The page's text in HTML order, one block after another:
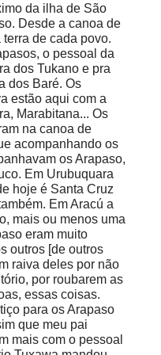
da ilha de São
Desde a canoa de
de cada povo.
o pessoal da
dos Tukano e pra
dos Baré. Os
estão aqui com a
Marabitana... Os
na canoa de
acompanhando os
os Arapaso,
Em Urubuquara
hoje é Santa Cruz
Em Aracú a
mais ou menos uma
eram muito
outros [de outros
raiva deles por não
por roubarem as
essas coisas.
para os Arapaso
que meu pai
mais com o pessoal